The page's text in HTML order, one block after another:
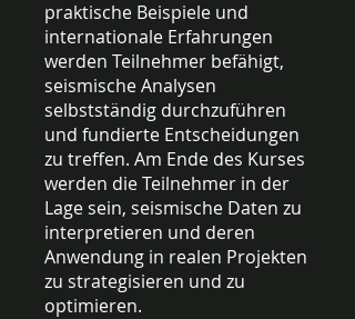
praktische Beispiele und
internationale Erfahrungen
werden Teilnehmer befähigt,
seismische Analysen
selbstständig durchzuführen
und fundierte Entscheidungen
zu treffen. Am Ende des Kurses
werden die Teilnehmer in der
Lage sein, seismische Daten zu
interpretieren und deren
Anwendung in realen Projekten
zu strategisieren und zu
optimieren.